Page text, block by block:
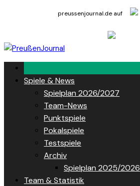
preussenjournal.de auf
Spiele & News
Spielplan 2026/2027
Team-News
Punktspiele
Pokalspiele
Testspiele
Archiv
Spielplan 2025/2026
Team & Statistik